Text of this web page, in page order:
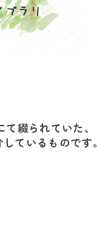
綴られていた、
ているものです。